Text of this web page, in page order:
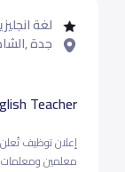
لغة
جدة
Teacher
إعلان توظيف
معلمين ومعلمات